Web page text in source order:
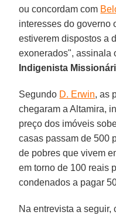
ou concordam com
interesses do governo
estiverem dispostos a
exonerados", assinala
Indigenista
Segundo D. Erwin, as
chegaram a Altamira,
preço dos imóveis
casas passam de 500
de pobres que vivem
em torno de 100 reais
condenados a pagar
Na entrevista a seguir,